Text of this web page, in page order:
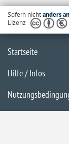
Sofern nichtanders
Lizenz
Startseite
Hilfe / Infos